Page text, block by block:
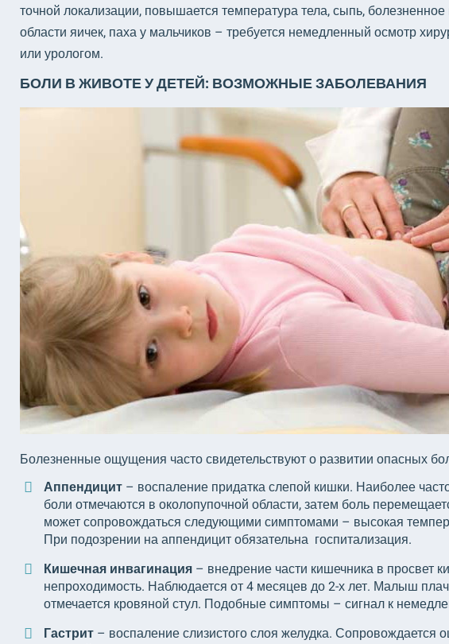
точной локализации, повышается температура тела, сыпь,
области яичек, паха у мальчиков – требуется немедленный осмотр
или урологом.
БОЛИ В ЖИВОТЕ У ДЕТЕЙ: ВОЗМОЖНЫЕ ЗАБОЛЕВАНИЯ
Болезненные ощущения часто свидетельствуют о развитии опасных
Аппендицит – воспаление придатка слепой кишки. Наиболее
боли отмечаются в околопупочной области, затем боль
может сопровождаться следующими симптомами – высокая
При подозрении на аппендицит обязательна госпитализация.
Кишечная инвагинация – внедрение части кишечника в просвет
непроходимость. Наблюдается от 4 месяцев до 2-х лет. Малыш
отмечается кровяной стул. Подобные симптомы – сигнал к
Гастрит – воспаление слизистого слоя желудка.